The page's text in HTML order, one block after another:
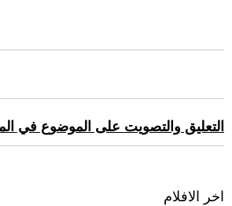
التعليق والتصويت على الموضوع في
اخر الافلام